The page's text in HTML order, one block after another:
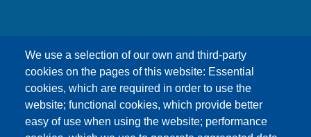
We use a selection of our own and third-party
cookies on the pages of this website: Essential
cookies, which are required in order to use the
website; functional cookies, which provide better
easy of use when using the website; performance
UNION OPTRONICS CORP.
Address :桃园市杨梅区幼狮工业区高狮路
156号
E-mail ：esther1249@uocnet.com ,
marketing@uocnet.com ,联络我们